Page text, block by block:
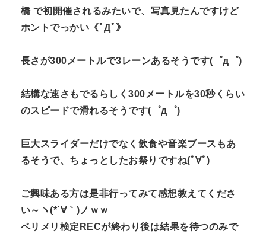
橋 で初開催されるみたいで、写真見たんですけど
ホントでっかい《ﾟДﾟ》
長さが300メートルで3レーンあるそうです(゜д゜)
結構な速さもでるらしく300メートルを30秒くらい
のスピードで滑れるそうです(゜д゜)
巨大スライダーだけでなく飲食や音楽ブースもあ
るそうで、ちょっとしたお祭りですね(ﾟ∀ﾟ)
ご興味ある方は是非行ってみて感想教えてくださ
い～ヽ(*´∀｀)ノｗｗ
ベリメリ検定RECが終わり後は結果を待つのみで